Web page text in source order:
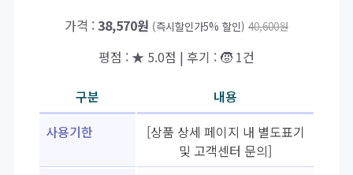
가격 :38,570원 (즉시할인가5% 할인) 40,600원
평점 : ★ 5.0점 | 후기 : 🧒 1건
구분
내용
사용기한
[상품 상세 페이지 내 별도표기
및 고객센터 문의]